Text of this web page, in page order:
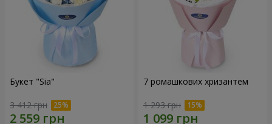
Букет "Sia"
3 412 грн
7 ромашкових хризантем
1 293 грн